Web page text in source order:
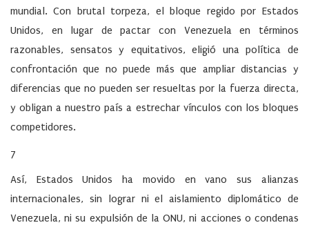
mundial. Con brutal torpeza, el bloque regido por Estados
Unidos, en lugar de pactar con Venezuela en términos
razonables, sensatos y equitativos, eligió una política de
confrontación que no puede más que ampliar distancias y
diferencias que no pueden ser resueltas por la fuerza directa,
y obligan a nuestro país a estrechar vínculos con los bloques
competidores.
7
Así, Estados Unidos ha movido en vano sus alianzas
internacionales, sin lograr ni el aislamiento diplomático de
Venezuela, ni su expulsión de la ONU, ni acciones o condenas